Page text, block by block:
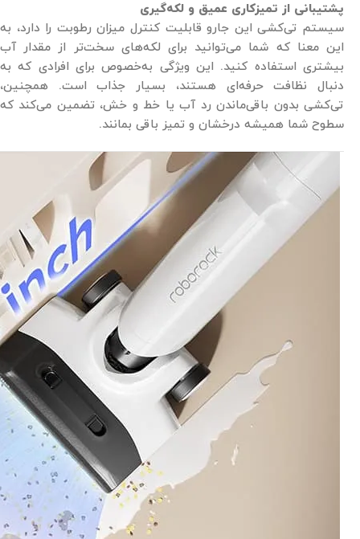
پشتیبانی از تمیزکاری عمیق و لکه‌گیری
سیستم تی‌کشی این جارو قابلیت کنترل میزان رطوبت را دارد، به
این معنا که شما می‌توانید برای لکه‌های سخت‌تر از مقدار آب
بیشتری استفاده کنید. این ویژگی به‌خصوص برای افرادی که به
دنبال نظافت حرفه‌ای هستند، بسیار جذاب است. همچنین،
تی‌کشی بدون باقی‌ماندن رد آب یا خط و خش، تضمین می‌کند که
سطوح شما همیشه درخشان و تمیز باقی بمانند.